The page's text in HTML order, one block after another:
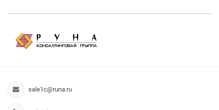
sale1c@runa.ru